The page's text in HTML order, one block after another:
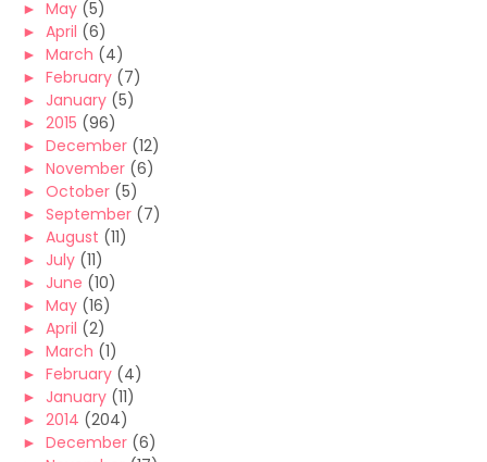
► May (5)
► April (6)
► March (4)
► February (7)
► January (5)
► 2015 (96)
► December (12)
► November (6)
► October (5)
► September (7)
► August (11)
► July (11)
► June (10)
► May (16)
► April (2)
► March (1)
► February (4)
► January (11)
► 2014 (204)
► December (6)